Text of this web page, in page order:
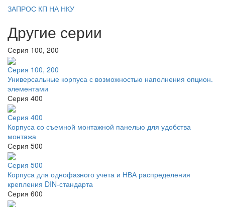
ЗАПРОС КП НА НКУ
Другие серии
Серия 100, 200
Серия 100, 200
Универсальные корпуса с возможностью наполнения опцион.
элементами
Серия 400
Серия 400
Корпуса со съемной монтажной панелью для удобства
монтажа
Серия 500
Серия 500
Корпуса для однофазного учета и НВА распределения
крепления DIN-стандарта
Серия 600